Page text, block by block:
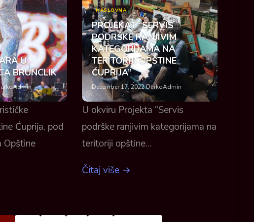
U
BRUNCLIK
Ćuprija, pod
NASLOVNA
PROJEKAT “SERVIS
PODRŠKE RANJIVIM
KATEGORIJAMA NA
TERITORIJI OPŠTINE
ĆUPRIJA”
December 17, 2022·DarkoAdmin
U okviru Projekta “Servis
podrške ranjivim kategorijama na
teritoriji opštine…
Čitaj više →